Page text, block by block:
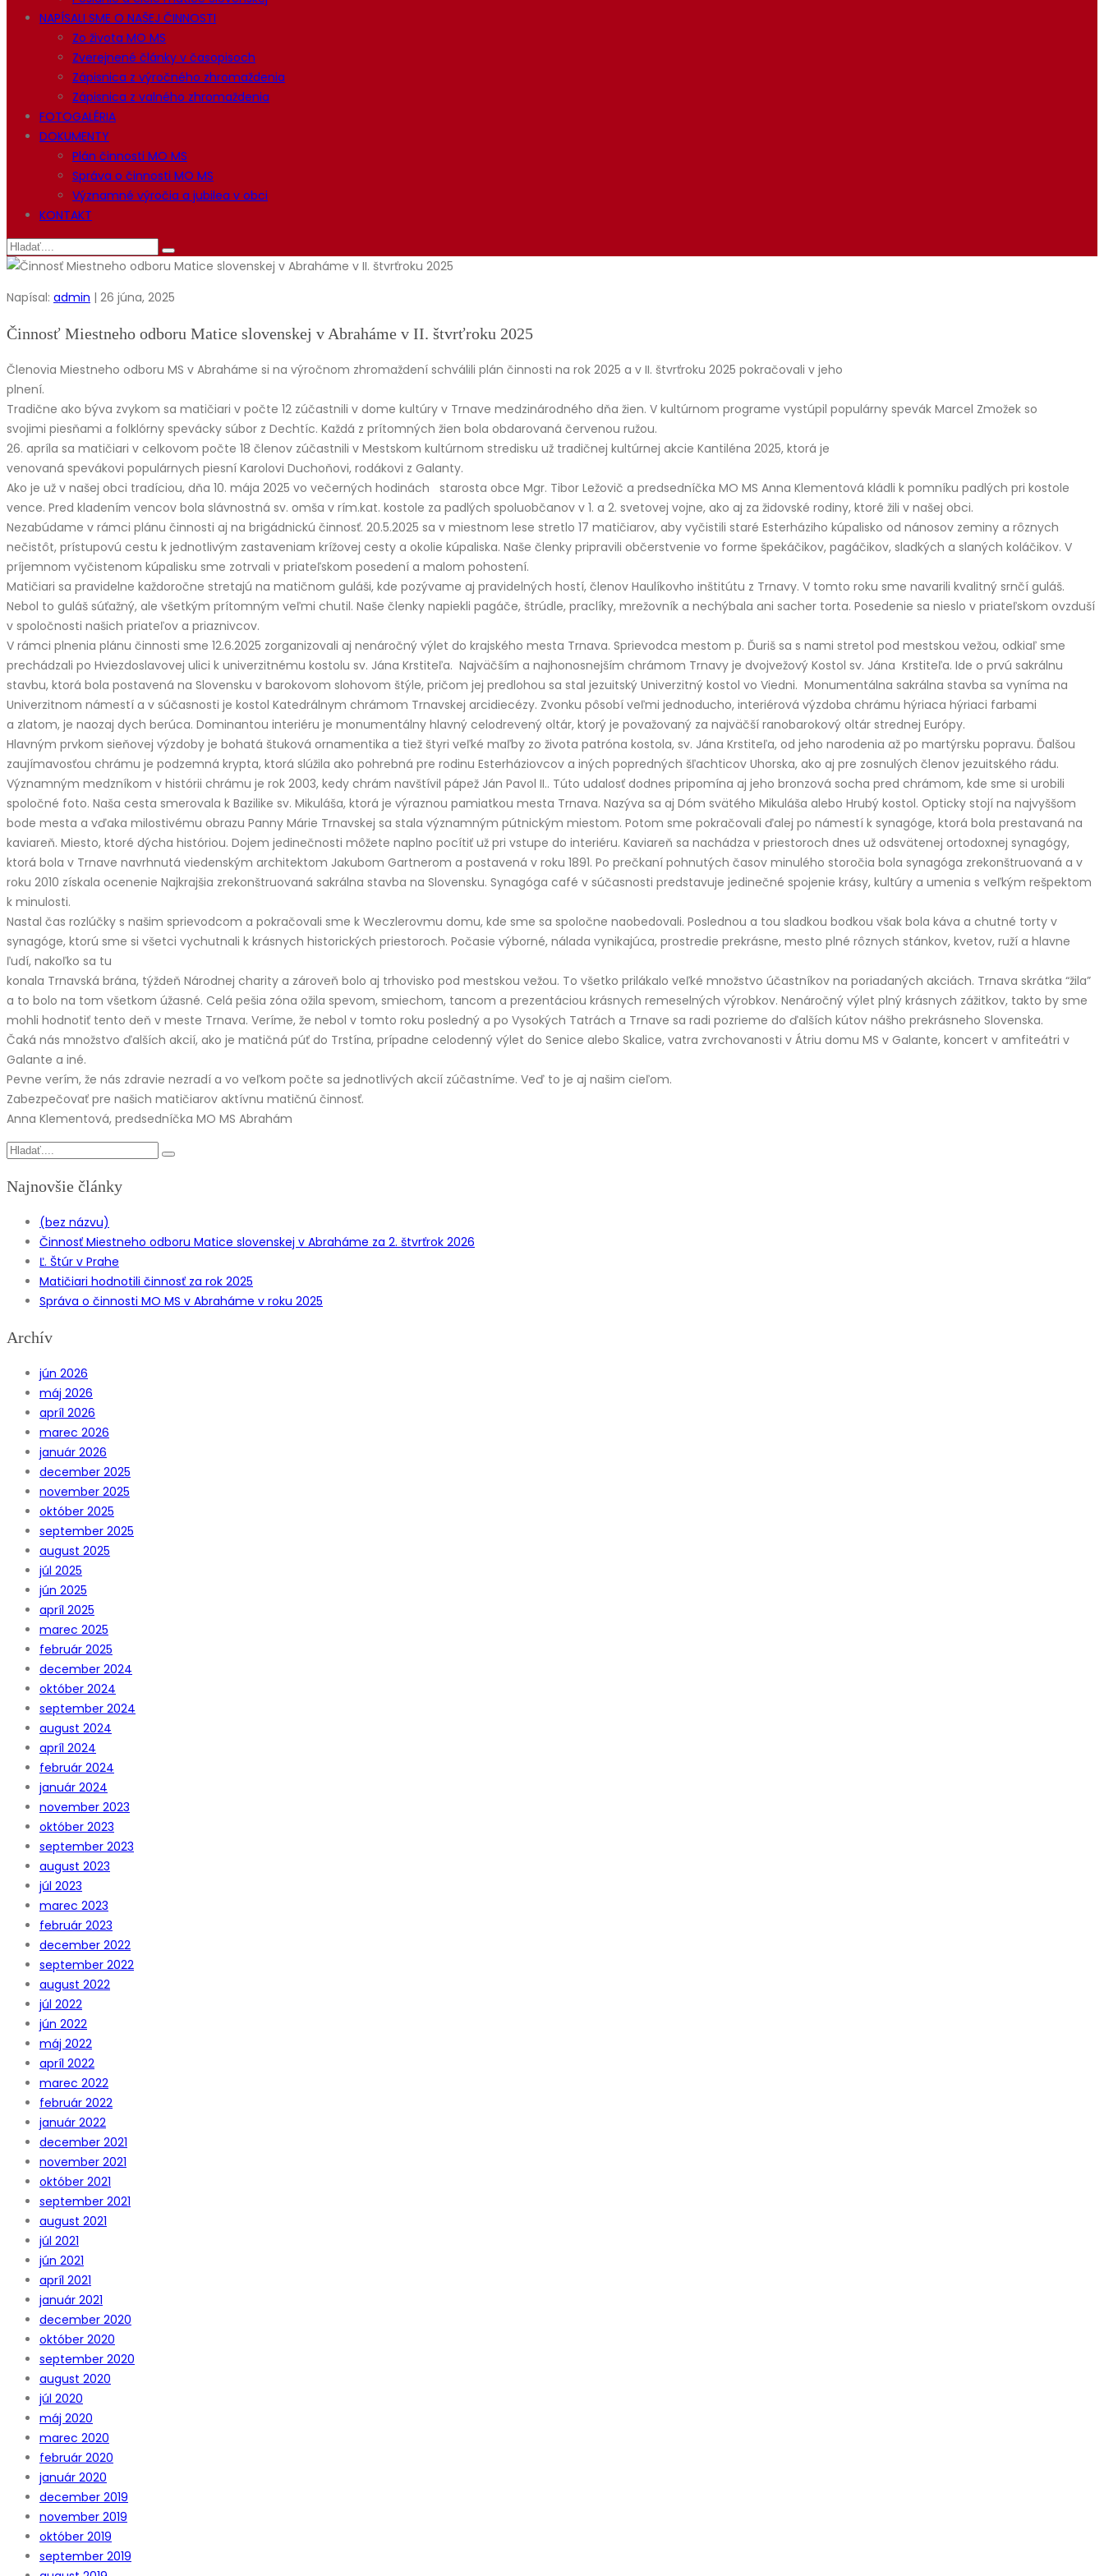
NAPÍSALI SME O NAŠEJ ČINNOSTI
Zo života MO MS
Zverejnené články v časopisoch
Zápisnica z výročného zhromaždenia
Zápisnica z valného zhromaždenia
FOTOGALÉRIA
DOKUMENTY
Plán činnosti MO MS
Správa o činnosti MO MS
Významné výročia a jubilea v obci
KONTAKT
Napísal: admin | 26 júna, 2025
Činnosť Miestneho odboru Matice slovenskej v Abraháme v II. štvrťroku 2025
Členovia Miestneho odboru MS v Abraháme si na výročnom zhromaždení schválili plán činnosti na rok 2025 a v II. štvrťroku 2025 pokračovali v jeho
plnení.
Tradične ako býva zvykom sa matičiari v počte 12 zúčastnili v dome kultúry v Trnave medzinárodného dňa žien. V kultúrnom programe vystúpil populárny spevák Marcel Zmožek so
svojimi piesňami a folklórny spevácky súbor z Dechtíc. Každá z prítomných žien bola obdarovaná červenou ružou.
26. apríla sa matičiari v celkovom počte 18 členov zúčastnili v Mestskom kultúrnom stredisku už tradičnej kultúrnej akcie Kantiléna 2025, ktorá je
venovaná spevákovi populárnych piesní Karolovi Duchoňovi, rodákovi z Galanty.
Ako je už v našej obci tradíciou, dňa 10. mája 2025 vo večerných hodinách starosta obce Mgr. Tibor Ležovič a predsedníčka MO MS Anna Klementová kládli k pomníku padlých pri kostole
vence. Pred kladením vencov bola slávnostná sv. omša v rím.kat. kostole za padlých spoluobčanov v 1. a 2. svetovej vojne, ako aj za židovské rodiny, ktoré žili v našej obci.
Nezabúdame v rámci plánu činnosti aj na brigádnickú činnosť. 20.5.2025 sa v miestnom lese stretlo 17 matičiarov, aby vyčistili staré Esterháziho kúpalisko od nánosov zeminy a rôznych
nečistôt, prístupovú cestu k jednotlivým zastaveniam krížovej cesty a okolie kúpaliska. Naše členky pripravili občerstvenie vo forme špekáčikov, pagáčikov, sladkých a slaných koláčikov. V
príjemnom vyčistenom kúpalisku sme zotrvali v priateľskom posedení a malom pohostení.
Matičiari sa pravidelne každoročne stretajú na matičnom guláši, kde pozývame aj pravidelných hostí, členov Haulíkovho inštitútu z Trnavy. V tomto roku sme navarili kvalitný srnčí guláš.
Nebol to guláš súťažný, ale všetkým prítomným veľmi chutil. Naše členky napiekli pagáče, štrúdle, praclíky, mrežovník a nechýbala ani sacher torta. Posedenie sa nieslo v priateľskom ovzduší
v spoločnosti našich priateľov a priaznivcov.
V rámci plnenia plánu činnosti sme 12.6.2025 zorganizovali aj nenáročný výlet do krajského mesta Trnava. Sprievodca mestom p. Ďuriš sa s nami stretol pod mestskou vežou, odkiaľ sme
prechádzali po Hviezdoslavovej ulici k univerzitnému kostolu sv. Jána Krstiteľa. Najväčším a najhonosnejším chrámom Trnavy je dvojvežový Kostol sv. Jána Krstiteľa. Ide o prvú sakrálnu
stavbu, ktorá bola postavená na Slovensku v barokovom slohovom štýle, pričom jej predlohou sa stal jezuitský Univerzitný kostol vo Viedni. Monumentálna sakrálna stavba sa vyníma na
Univerzitnom námestí a v súčasnosti je kostol Katedrálnym chrámom Trnavskej arcidiecézy. Zvonku pôsobí veľmi jednoducho, interiérová výzdoba chrámu hýriaca hýriaci farbami
a zlatom, je naozaj dych berúca. Dominantou interiéru je monumentálny hlavný celodrevený oltár, ktorý je považovaný za najväčší ranobarokový oltár strednej Európy.
Hlavným prvkom sieňovej výzdoby je bohatá štuková ornamentika a tiež štyri veľké maľby zo života patróna kostola, sv. Jána Krstiteľa, od jeho narodenia až po martýrsku popravu. Ďalšou
zaujímavosťou chrámu je podzemná krypta, ktorá slúžila ako pohrebná pre rodinu Esterháziovcov a iných popredných šľachticov Uhorska, ako aj pre zosnulých členov jezuitského rádu.
Významným medzníkom v histórii chrámu je rok 2003, kedy chrám navštívil pápež Ján Pavol II.. Túto udalosť dodnes pripomína aj jeho bronzová socha pred chrámom, kde sme si urobili
spoločné foto. Naša cesta smerovala k Bazilike sv. Mikuláša, ktorá je výraznou pamiatkou mesta Trnava. Nazýva sa aj Dóm svätého Mikuláša alebo Hrubý kostol. Opticky stojí na najvyššom
bode mesta a vďaka milostivému obrazu Panny Márie Trnavskej sa stala významným pútnickým miestom. Potom sme pokračovali ďalej po námestí k synagóge, ktorá bola prestavaná na
kaviareň. Miesto, ktoré dýcha históriou. Dojem jedinečnosti môžete naplno pocítiť už pri vstupe do interiéru. Kaviareň sa nachádza v priestoroch dnes už odsvätenej ortodoxnej synagógy,
ktorá bola v Trnave navrhnutá viedenským architektom Jakubom Gartnerom a postavená v roku 1891. Po prečkaní pohnutých časov minulého storočia bola synagóga zrekonštruovaná a v
roku 2010 získala ocenenie Najkrajšia zrekonštruovaná sakrálna stavba na Slovensku. Synagóga café v súčasnosti predstavuje jedinečné spojenie krásy, kultúry a umenia s veľkým rešpektom
k minulosti.
Nastal čas rozlúčky s našim sprievodcom a pokračovali sme k Weczlerovmu domu, kde sme sa spoločne naobedovali. Poslednou a tou sladkou bodkou však bola káva a chutné torty v
synagóge, ktorú sme si všetci vychutnali k krásnych historických priestoroch. Počasie výborné, nálada vynikajúca, prostredie prekrásne, mesto plné rôznych stánkov, kvetov, ruží a hlavne
ľudí, nakoľko sa tu
konala Trnavská brána, týždeň Národnej charity a zároveň bolo aj trhovisko pod mestskou vežou. To všetko prilákalo veľké množstvo účastníkov na poriadaných akciách. Trnava skrátka “žila”
a to bolo na tom všetkom úžasné. Celá pešia zóna ožila spevom, smiechom, tancom a prezentáciou krásnych remeselných výrobkov. Nenáročný výlet plný krásnych zážitkov, takto by sme
mohli hodnotiť tento deň v meste Trnava. Veríme, že nebol v tomto roku posledný a po Vysokých Tatrách a Trnave sa radi pozrieme do ďalších kútov nášho prekrásneho Slovenska.
Čaká nás množstvo ďalších akcií, ako je matičná púť do Trstína, prípadne celodenný výlet do Senice alebo Skalice, vatra zvrchovanosti v Átriu domu MS v Galante, koncert v amfiteátri v
Galante a iné.
Pevne verím, že nás zdravie nezradí a vo veľkom počte sa jednotlivých akcií zúčastníme. Veď to je aj našim cieľom.
Zabezpečovať pre našich matičiarov aktívnu matičnú činnosť.
Anna Klementová, predsedníčka MO MS Abrahám
Najnovšie články
(bez názvu)
Činnosť Miestneho odboru Matice slovenskej v Abraháme za 2. štvrťrok 2026
Ľ. Štúr v Prahe
Matičiari hodnotili činnosť za rok 2025
Správa o činnosti MO MS v Abraháme v roku 2025
Archív
jún 2026
máj 2026
apríl 2026
marec 2026
január 2026
december 2025
november 2025
október 2025
september 2025
august 2025
júl 2025
jún 2025
apríl 2025
marec 2025
február 2025
december 2024
október 2024
september 2024
august 2024
apríl 2024
február 2024
január 2024
november 2023
október 2023
september 2023
august 2023
júl 2023
marec 2023
február 2023
december 2022
september 2022
august 2022
júl 2022
jún 2022
máj 2022
apríl 2022
marec 2022
február 2022
január 2022
december 2021
november 2021
október 2021
september 2021
august 2021
júl 2021
jún 2021
apríl 2021
január 2021
december 2020
október 2020
september 2020
august 2020
júl 2020
máj 2020
marec 2020
február 2020
január 2020
december 2019
november 2019
október 2019
september 2019